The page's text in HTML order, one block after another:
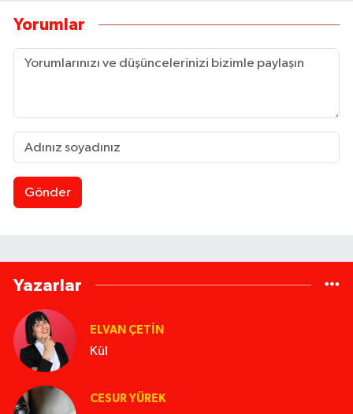
Yorumlar
Gönder
Yazarlar
ELVAN ÇETIN
Kül
CESUR YÜREK